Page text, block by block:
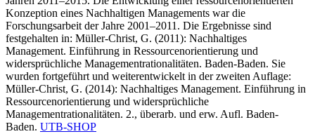
Konzeption eines Nachhaltigen Managements war die
Forschungsarbeit der Jahre 2001–2011. Die Ergebnisse sind
festgehalten in: Müller-Christ, G. (2011): Nachhaltiges
Management. Einführung in Ressourcenorientierung und
widersprüchliche Managementrationalitäten. Baden-Baden. Sie
wurden fortgeführt und weiterentwickelt in der zweiten Auflage:
Müller-Christ, G. (2014): Nachhaltiges Management. Einführung in
Ressourcenorientierung und widersprüchliche
Managementrationalitäten. 2., überarb. und erw. Aufl. Baden-
Baden. UTB-SHOP